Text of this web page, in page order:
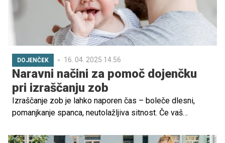
DOJENČEK 16. 04. 2025 14.56
Naravni načini za pomoč dojenčku
pri izraščanju zob
Izraščanje zob je lahko naporen čas – boleče dlesni,
pomanjkanje spanca, neutolažljiva sitnost. Če vaš
predstavljamo nekaj naravnih zdravil, ki so olajšala